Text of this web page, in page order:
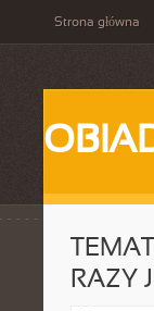
Strona główna
RAZY